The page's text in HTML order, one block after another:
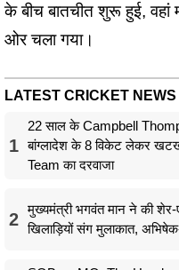
के बीच बातचीत शुरू हुई,
ओर चला गया।
LATEST CRICKET NEWS
1
22 साल के Campbell
बांग्लादेश के 8 विकेट लेकर
Team का दरवाजा
2
मुख्यमंत्री भगवंत मान ने की
खिलाड़ियों संग मुलाकात,